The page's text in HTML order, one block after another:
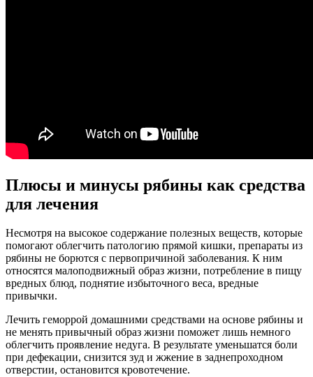
Плюсы и минусы рябины как средства
для лечения
Несмотря на высокое содержание полезных веществ, которые
помогают облегчить патологию прямой кишки, препараты из
рябины не борются с первопричиной заболевания. К ним
относятся малоподвижный образ жизни, потребление в пищу
вредных блюд, поднятие избыточного веса, вредные
привычки.
Лечить геморрой домашними средствами на основе рябины и
не менять привычный образ жизни поможет лишь немного
облегчить проявление недуга. В результате уменьшатся боли
при дефекации, снизится зуд и жжение в заднепроходном
отверстии, остановится кровотечение.